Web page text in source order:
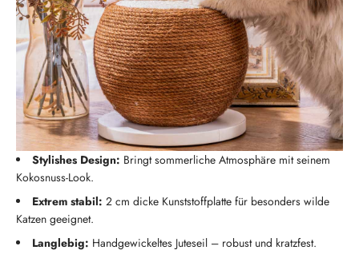
Stylishes Design: Bringt sommerliche Atmosphäre mit seinem
Kokosnuss-Look.
Extrem stabil: 2 cm dicke Kunststoffplatte für besonders wilde
Katzen geeignet.
Langlebig: Handgewickeltes Juteseil – robust und kratzfest.